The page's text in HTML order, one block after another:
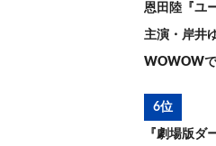
恩田陸『ユ
主演・岸井
WOWOW
6位
『劇場版ダ